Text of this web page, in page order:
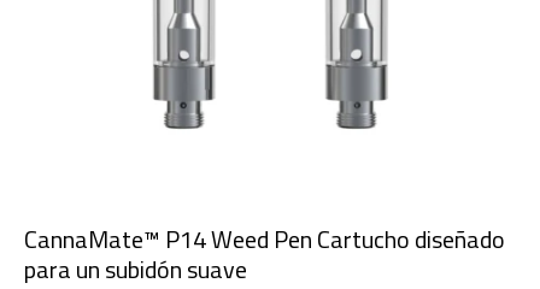
CannaMate™ P14 Weed Pen Cartucho diseñado
para un subidón suave